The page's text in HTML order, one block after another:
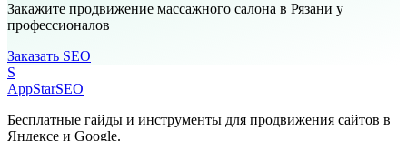
Закажите продвижение массажного салона в Рязани у
профессионалов
Заказать SEO
S
AppStarSEO
Бесплатные гайды и инструменты для продвижения сайтов в
Яндексе и Google.